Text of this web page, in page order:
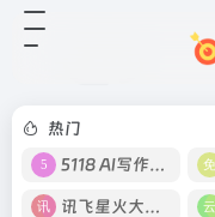
热门
5118 AI写作工具
讯飞星火大模型